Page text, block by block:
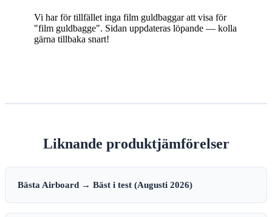
Vi har för tillfället inga film guldbaggar att visa för
"film guldbagge". Sidan uppdateras löpande — kolla
gärna tillbaka snart!
Liknande produktjämförelser
Bästa Airboard → Bäst i test (Augusti 2026)